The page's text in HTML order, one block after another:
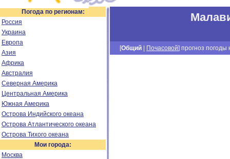
Погода по регионам:
Россия
Украина
Европа
Азия
Африка
Австралия
Северная Америка
Центральная Америка
Южная Америка
Острова Индийского океана
Острова Атлантического океана
Острова Тихого океана
Мои города:
Москва
[Общий Почасовой] прогноз погоды